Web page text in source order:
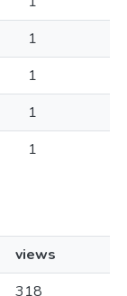
1
1
1
1
views
318